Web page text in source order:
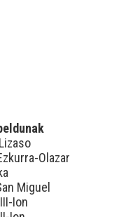
Olazar
Miguel
Ion